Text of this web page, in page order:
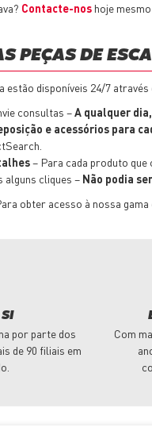
Contacte-nos hoje
PEÇAS DE
estão disponíveis 24/7
consultas –A qualquer
e acessórios para
– Para cada produto
alguns cliques – Não podia
obter acesso à nossa
SI
por parte dos
de 90 filiais em
Com